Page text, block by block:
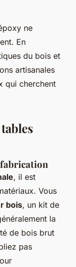
ne
En
du bois et
artisanales
qui cherchent
, il est
Vous
bois, un kit de
la
de bois brut
pas